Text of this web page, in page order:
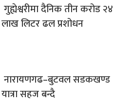
गुह्येश्वरीमा दैनिक तीन करोड २४
लाख लिटर ढल प्रशोधन
नारायणगढ–बुटवल सडकखण्ड
यात्रा सहज बन्दै